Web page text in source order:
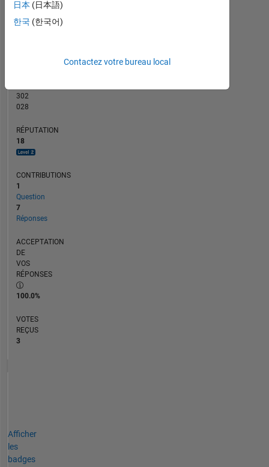
302
028
RÉPUTATION
18
CONTRIBUTIONS
1
Question
7
Réponses
ACCEPTATION
DE
VOS
RÉPONSES
100.0%
VOTES
REÇUS
3
Afficher
les
badges
日本 (日本語)
한국 (한국어)
Contactez votre bureau local